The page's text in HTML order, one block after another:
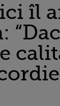
îl